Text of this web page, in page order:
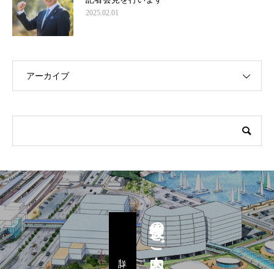
2025.02.01
アーカイブ
後援会のご案内